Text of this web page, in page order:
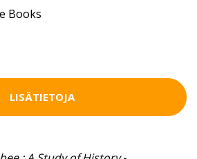
Books
LISÄTIETOJA